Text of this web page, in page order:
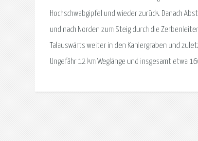
Hochschwabgipfel und wieder zurück. Danach
und nach Norden zum Steig durch die
Talauswärts weiter in den Kanlergraben und
Ungefähr 12 km Weglänge und insgesamt etwa